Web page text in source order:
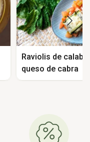
Raviolis de
queso de cabra